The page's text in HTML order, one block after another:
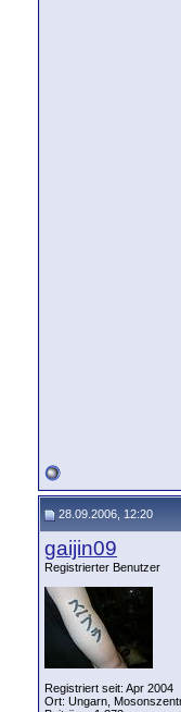
28.09.2006, 12:20
gaijin09
Registrierter Benutzer
Registriert seit: Apr 2004
Ort: Ungarn,